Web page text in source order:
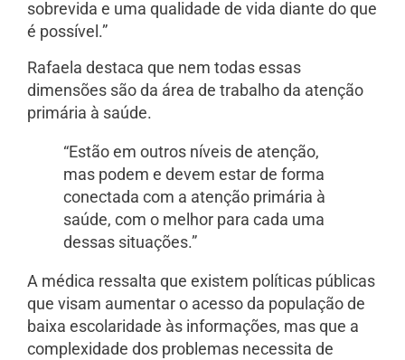
sobrevida e uma qualidade de vida diante do que
é possível.”
Rafaela destaca que nem todas essas
dimensões são da área de trabalho da atenção
primária à saúde.
“Estão em outros níveis de atenção,
mas podem e devem estar de forma
conectada com a atenção primária à
saúde, com o melhor para cada uma
dessas situações.”
A médica ressalta que existem políticas públicas
que visam aumentar o acesso da população de
baixa escolaridade às informações, mas que a
complexidade dos problemas necessita de